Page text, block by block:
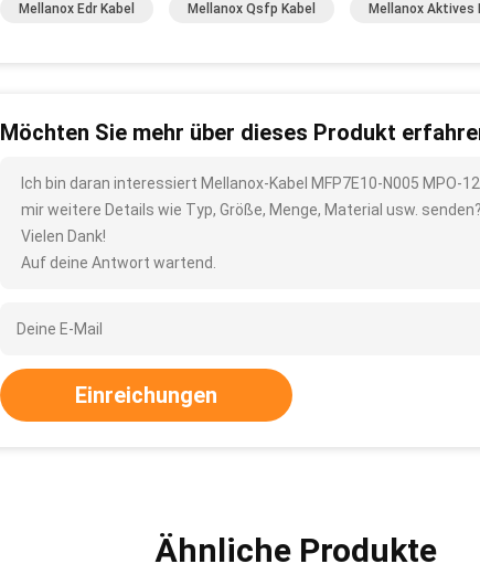
Mellanox Edr Kabel Mellanox Qsfp Kabel Mellanox Aktives
Möchten Sie mehr über dieses Produkt
Ich bin daran interessiert Mellanox-Kabel MFP7E10-N005 MPO-
mir weitere Details wie Typ, Größe, Menge, Material usw. senden?
Vielen Dank!
Auf deine Antwort wartend.
Einreichungen
Ähnliche Produkte